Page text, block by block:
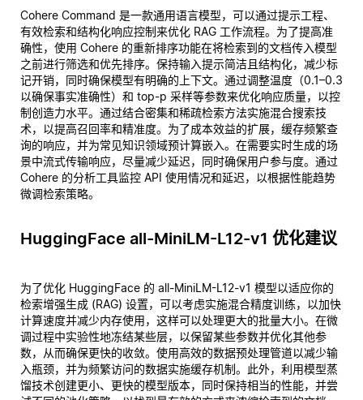
Cohere Command 是一款通用语言模型，可以通过提示工程、
有效检索和结构化响应控制来优化 RAG 工作流程。为了提高准
确性，使用 Cohere 的重新排序功能在将检索到的文档传入模型
之前进行筛选和优先排序。保持输入提示简洁且结构化，减少标
记开销，同时确保模型有明确的上下文。通过调整温度（0.1–0.3
以确保事实准确性）和 top-p 采样等参数来优化响应质量，以控
制创造力水平。通过结合密集和稀疏检索方法实施混合搜索技
术，以提高召回率和精准度。为了成本效益的扩展，缓存频繁查
询的响应，并为常见知识领域预计算嵌入。在需要实时生成的场
景中流式传输响应，尽量减少延迟，同时确保用户参与度。通过
Cohere 的分析工具监控 API 使用情况和延迟，以根据性能趋势
微调检索策略。
HuggingFace all-MiniLM-L12-v1 优化建议
为了优化 HuggingFace 的 all-MiniLM-L12-v1 模型以适应你的
检索增强生成 (RAG) 设置，可以考虑实施混合精度训练，以加快
计算速度并减少内存使用，这样可以处理更大的批量大小。在微
调过程中实验性地冻结某些层，以保留某些参数并优化其他参
数，从而确保更快的收敛。使用高效的数据预处理管道以减少输
入瓶颈，并为频繁访问的数据实施缓存机制。此外，利用模型蒸
馏技术创建更小、更快的模型版本，同时保持相当的性能，并尝